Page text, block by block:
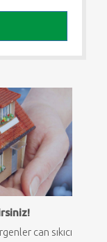
can sıkıcı